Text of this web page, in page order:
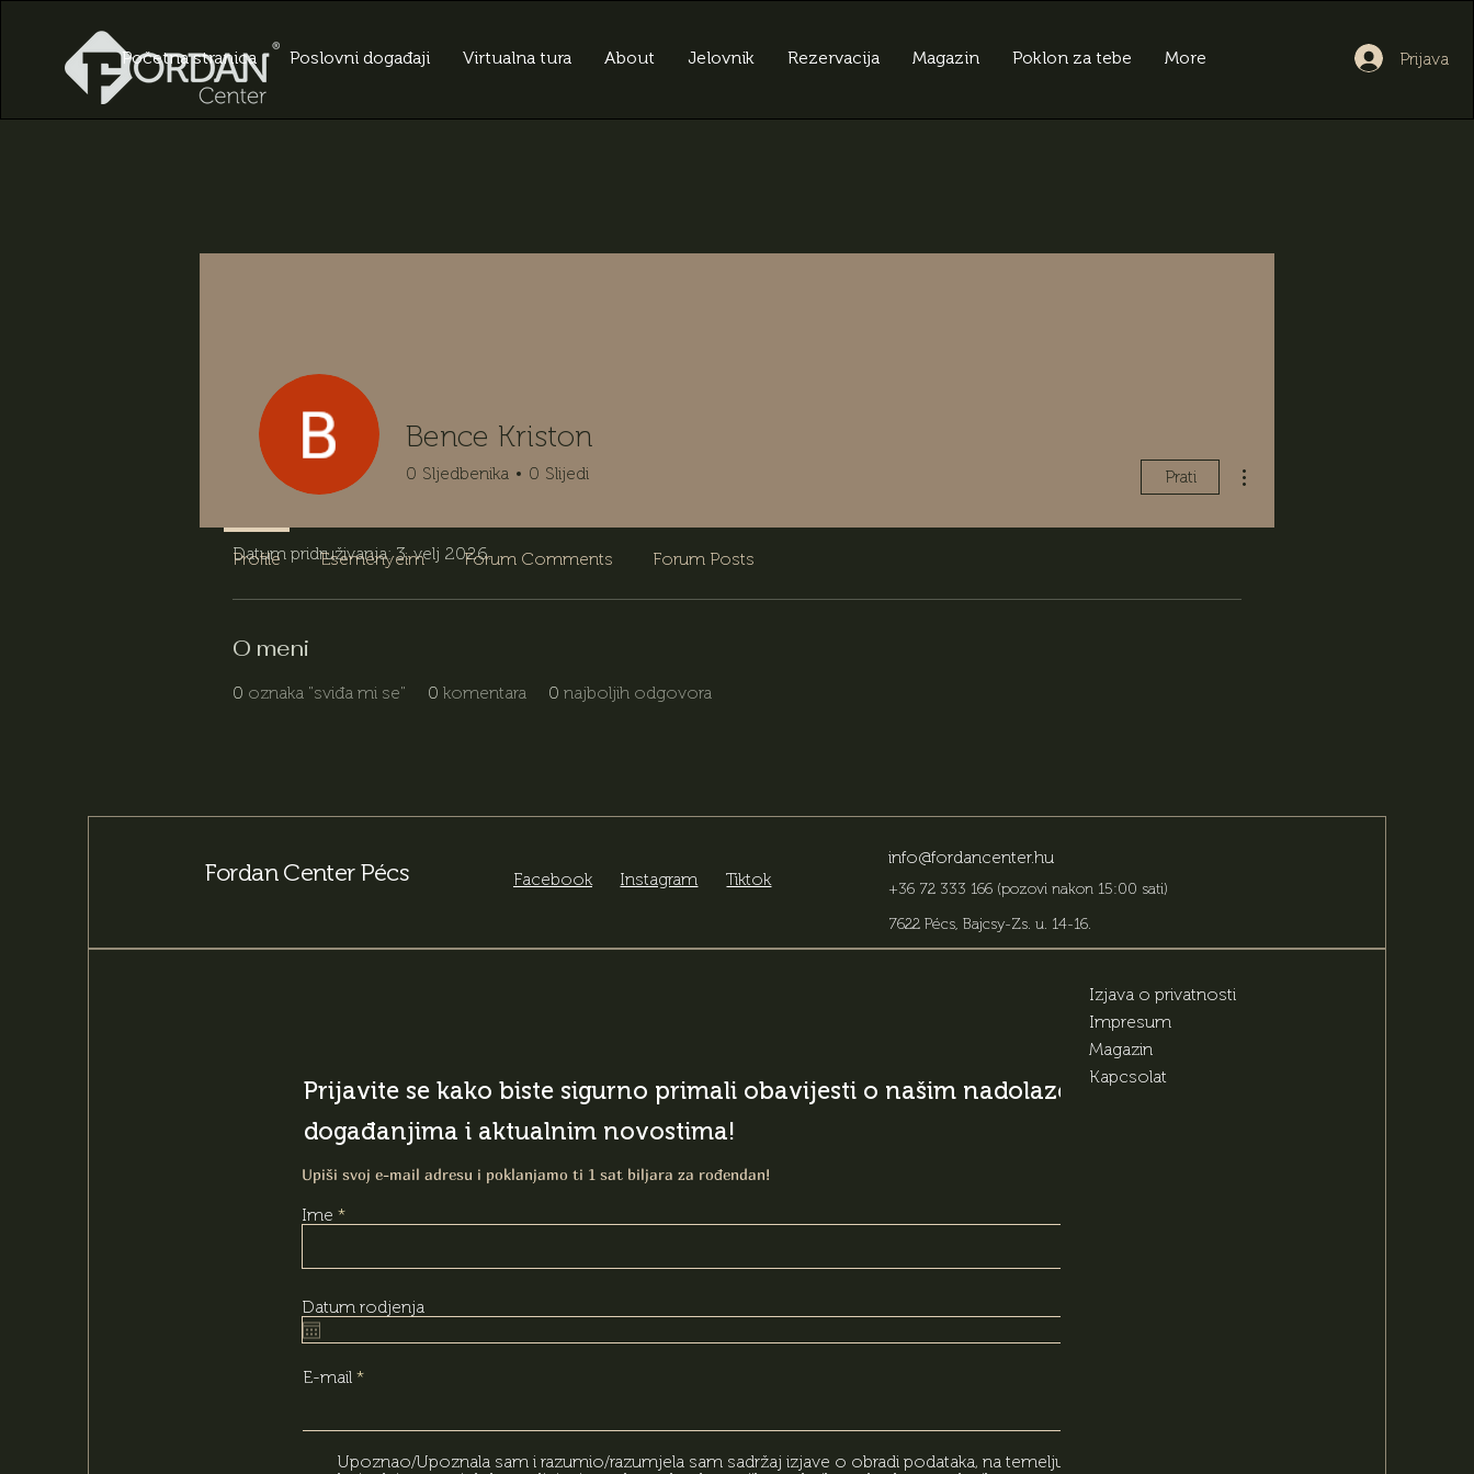
Početna stranica Poslovni događaji Virtualna tura About Jelovnik Rezervacija Magazin Poklon za tebe More Prijava
Profil
Datum pridruživanja: 3. velj 2026.
O meni
0 oznaka "sviđa mi se" 0 komentara 0 najboljih odgovora
Bence Kriston
0 Sljedbenika 0 Slijedi Prati
Profile Eseményeim Forum Comments Forum Posts
Fordan Center Pécs Facebook Instagram Tiktok
info@fordancenter.hu
+36 72 333 166 (pozovi nakon 15:00 sati)
7622 Pécs, Bajcsy-Zs. u. 14-16.
Prijavite se kako biste sigurno primali obavijesti o našim nadolazećim
događanjima i aktualnim novostima!
Upiši svoj e-mail adresu i poklanjamo ti 1 sat biljara za rođendan!
Ime
Datum rodjenja
E-mail
Upoznao/Upoznala sam i razumio/razumjela sam sadržaj izjave o obradi podataka, na temelju
Izjava o privatnosti
Impresum
Magazin
Kapcsolat